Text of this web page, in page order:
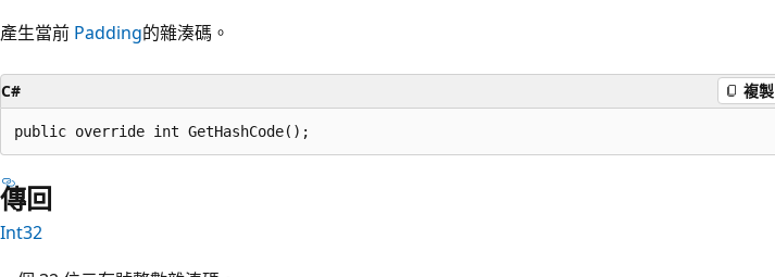
產生當前 Padding的雜湊碼。
C# 複製
public override int GetHashCode();
傳回
Int32